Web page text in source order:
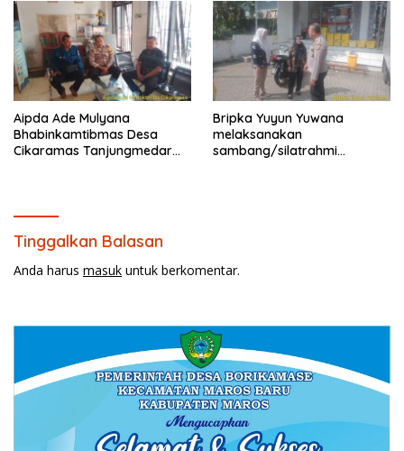
hari
Aipda Ade Mulyana
Bhabinkamtibmas Desa
Cikaramas Tanjungmedar
kamtibmas
Bripka Yuyun Yuwana
melaksanakan
sambang/silatrahmi
Tinggalkan Balasan
Anda harus masuk untuk berkomentar.